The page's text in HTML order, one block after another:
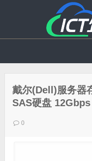
戴尔(Dell)服务器
SAS硬盘
0